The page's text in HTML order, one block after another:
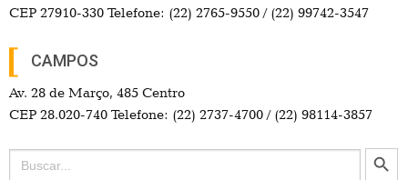
CEP 27910-330 Telefone: (22) 2765-9550 / (22) 99742-3547
CAMPOS
Av. 28 de Março, 485 Centro
CEP 28.020-740 Telefone: (22) 2737-4700 / (22) 98114-3857
Search
for:
Search Button